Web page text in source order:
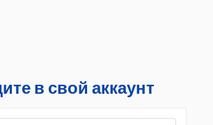
в свой аккаунт